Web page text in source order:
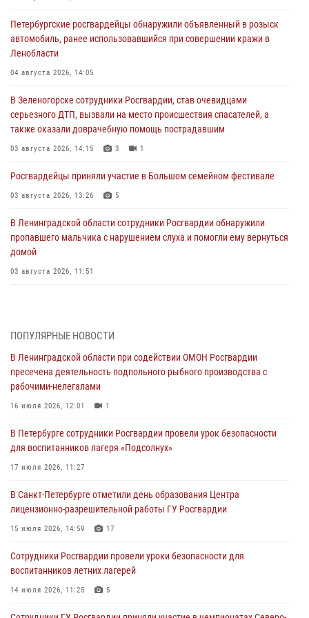
Петербургские росгвардейцы обнаружили объявленный в розыск
автомобиль, ранее использовавшийся при совершении кражи в
Ленобласти
04 августа 2026, 14:05
В Зеленогорске сотрудники Росгвардии, став очевидцами
серьезного ДТП, вызвали на место происшествия спасателей, а
также оказали доврачебную помощь пострадавшим
03 августа 2026, 14:15 3 1
Росгвардейцы приняли участие в Большом семейном фестивале
03 августа 2026, 13:26 5
В Ленинградской области сотрудники Росгвардии обнаружили
пропавшего мальчика с нарушением слуха и помогли ему вернуться
домой
03 августа 2026, 11:51
03 августа 2026, 10:15 1
Сотрудники ГУ Росгвардии приняли участие в чемпионатах Северо-
Западного округа войск национальной гвардии РФ по спортивному и
боевому самбо
03 августа 2026, 10:07
В Ленобласти сотрудники ОМОН Росгвардии оказали содействие
полиции в проведении профилактического мероприятия
03 августа 2026, 09:16
В Петербурге сотрудники Росгвардии обеспечили правопорядок в
День Воздушно-десантных войск
02 августа 2026, 19:30 10
Сотрудники Росгвардии на Пушкинской улице задержали двух
граждан, подозреваемых в попытке поджога одного из баров в
центре города
ПОПУЛЯРНЫЕ НОВОСТИ
В Ленинградской области при содействии ОМОН Росгвардии
пресечена деятельность подпольного рыбного производства с
рабочими-нелегалами
16 июля 2026, 12:01 1
В Петербурге сотрудники Росгвардии провели урок безопасности
для воспитанников лагеря «Подсолнух»
17 июля 2026, 11:27
В Санкт-Петербурге отметили день образования Центра
лицензионно-разрешительной работы ГУ Росгвардии
15 июля 2026, 14:59 17
Сотрудники Росгвардии провели уроки безопасности для
воспитанников летних лагерей
14 июля 2026, 11:25 5